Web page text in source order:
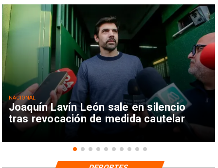
Joaquín Lavín León sale en silencio
tras revocación de medida cautelar
NACIONAL